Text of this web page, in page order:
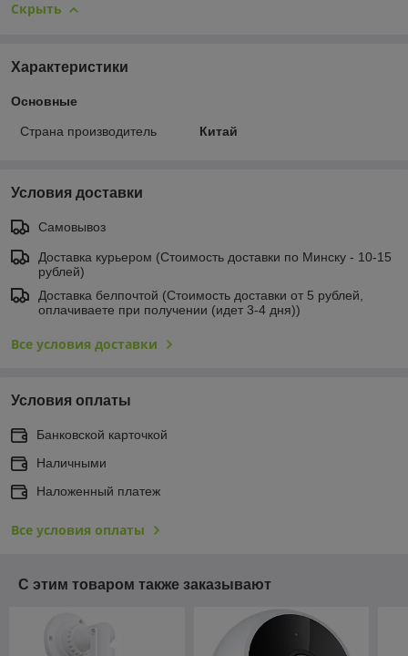
Скрыть
Характеристики
Основные
Страна производитель Китай
Условия доставки
Самовывоз
Доставка курьером (Стоимость доставки по Минску - 10-15
рублей)
Доставка белпочтой (Стоимость доставки от 5 рублей,
оплачиваете при получении (идет 3-4 дня))
Все условия доставки
Условия оплаты
Банковской карточкой
Наличными
Наложенный платеж
Все условия оплаты
С этим товаром также заказывают